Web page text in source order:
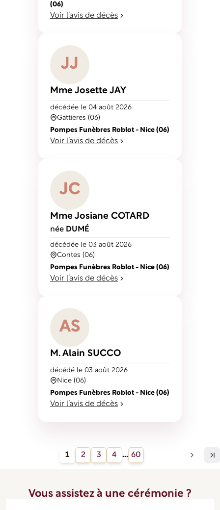
(06)
Voir l’avis de décès
JJ
Mme Josette JAY
Gattieres (06)
décédée le 04 août 2026
Pompes Funèbres Roblot - Nice (06)
Voir l’avis de décès
JC
Mme Josiane COTARD
née DUMÉ
Contes (06)
décédée le 03 août 2026
Pompes Funèbres Roblot - Nice (06)
Voir l’avis de décès
AS
M. Alain SUCCO
Nice (06)
décédé le 03 août 2026
Pompes Funèbres Roblot - Nice (06)
Voir l’avis de décès
1 2 3 4 ... 60
Vous assistez à une cérémonie ?